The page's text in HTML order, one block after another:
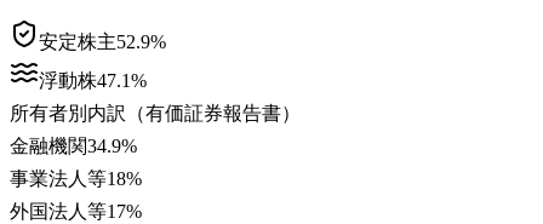
安定株主52.9%
浮動株47.1%
所有者別内訳（有価証券報告書）
金融機関34.9%
事業法人等18%
外国法人等17%